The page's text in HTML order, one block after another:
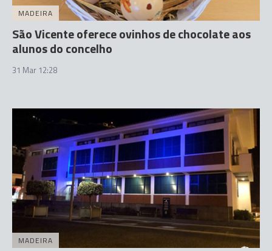
MADEIRA
São Vicente oferece ovinhos de chocolate aos
alunos do concelho
31 Mar 12:28
MADEIRA